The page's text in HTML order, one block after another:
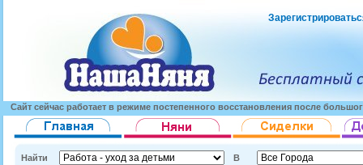
Сайт сейчас работает в режиме постепенного восстановления после
Найти В